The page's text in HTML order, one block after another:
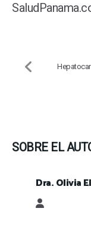
SOBRE EL
Dra. Olivia
Dra. Olivia El